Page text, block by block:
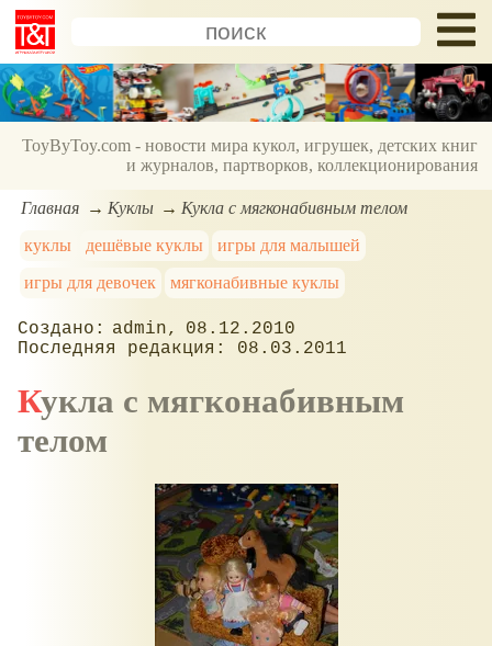
ToyByToy.com - новости мира кукол, игрушек, детских книг
и журналов, партворков, коллекционирования
Главная Куклы
Кукла с мягконабивным телом
куклы
дешёвые куклы
игры для малышей
игры для девочек
мягконабивные куклы
admin
08.12.2010
08.03.2011
Кукла с мягконабивным
телом